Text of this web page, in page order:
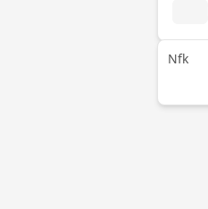
Nfk